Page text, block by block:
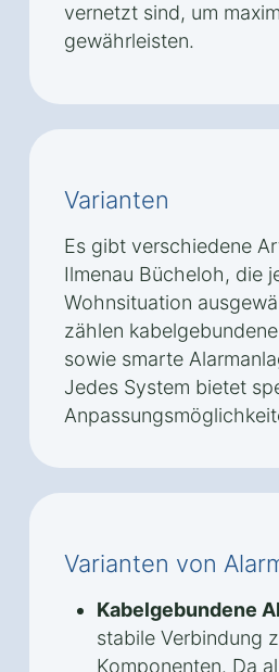
vernetzt sind, um
gewährleisten.
Varianten
Es gibt verschiedene
Ilmenau Bücheloh, die
Wohnsituation
zählen
sowie smarte
Jedes System bietet
Varianten von
Kabelgebundene
stabile Verbindung
Komponenten. Da